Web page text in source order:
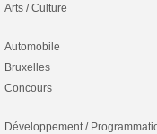
Arts / Culture
Automobile
Bruxelles
Concours
Développement /